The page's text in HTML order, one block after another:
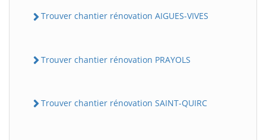
Trouver chantier rénovation AIGUES-VIVES
Trouver chantier rénovation PRAYOLS
Trouver chantier rénovation SAINT-QUIRC